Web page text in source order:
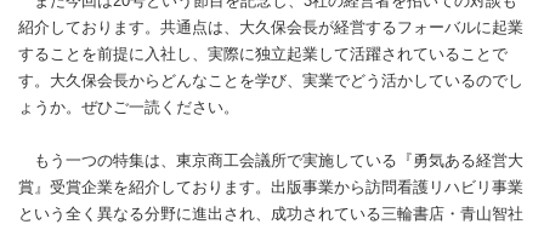
紹介しております。共通点は、大久保会長が経営するフォーバルに起業
することを前提に入社し、実際に独立起業して活躍されていることで
す。大久保会長からどんなことを学び、実業でどう活かしているのでし
ょうか。ぜひご一読ください。
もう一つの特集は、東京商工会議所で実施している『勇気ある経営大
賞』受賞企業を紹介しております。出版事業から訪問看護リハビリ事業
という全く異なる分野に進出され、成功されている三輪書店・青山智社